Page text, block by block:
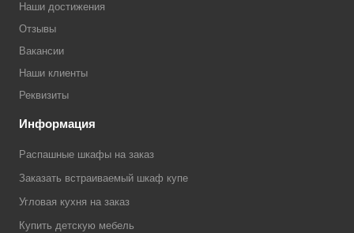
Наши достижения
Отзывы
Вакансии
Наши клиенты
Реквизиты
Информация
Распашные шкафы на заказ
Заказать встраиваемый шкаф купе
Угловая кухня на заказ
Купить детскую мебель